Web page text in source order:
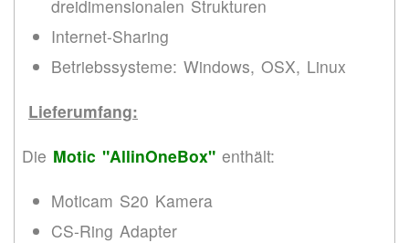
dreidimensionalen Strukturen
Internet-Sharing
Betriebssysteme: Windows, OSX, Linux
Lieferumfang:
Die Motic "AllinOneBox" enthält:
Moticam S20 Kamera
CS-Ring Adapter